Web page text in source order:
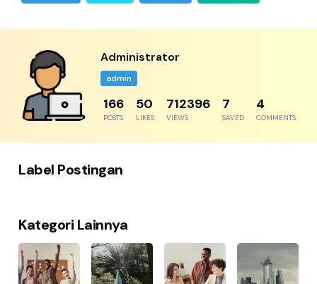
Administrator
admin
217
POSTS
65
LIKES
931594
VIEWS
9
SAVED
5
COMMENTS
Label Postingan
Kategori Lainnya